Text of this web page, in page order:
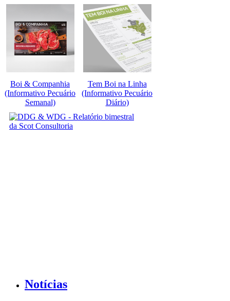
Boi & Companhia
(Informativo Pecuário
Semanal)
Tem Boi na Linha
(Informativo Pecuário
Diário)
Notícias